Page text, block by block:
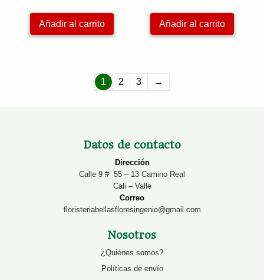
Añadir al carrito Añadir al carrito
1 2 3 →
Datos de contacto
Dirección
Calle 9 # 55 – 13 Camino Real
Cali – Valle
Correo
floristeriabellasfloresingenio@gmail.com
Nosotros
¿Quiénes somos?
Políticas de envío